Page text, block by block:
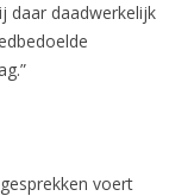
daar daadwerkelijk
voert